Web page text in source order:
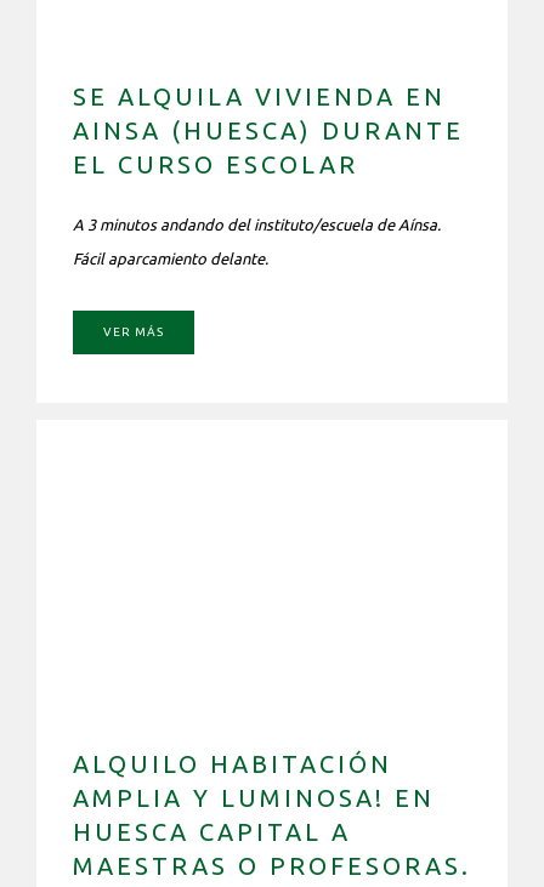
SE ALQUILA VIVIENDA EN
AINSA (HUESCA) DURANTE
EL CURSO ESCOLAR
A 3 minutos andando del instituto/escuela de Aínsa.
Fácil aparcamiento delante.
VER MÁS
ALQUILO HABITACIÓN
AMPLIA Y LUMINOSA! EN
HUESCA CAPITAL A
MAESTRAS O PROFESORAS.